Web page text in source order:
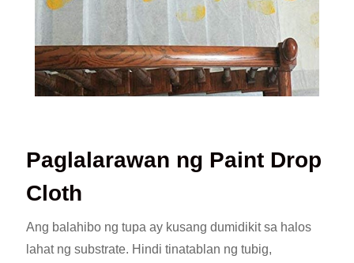
Paglalarawan ng Paint Drop
Cloth
Ang balahibo ng tupa ay kusang dumidikit sa halos
lahat ng substrate. Hindi tinatablan ng tubig,